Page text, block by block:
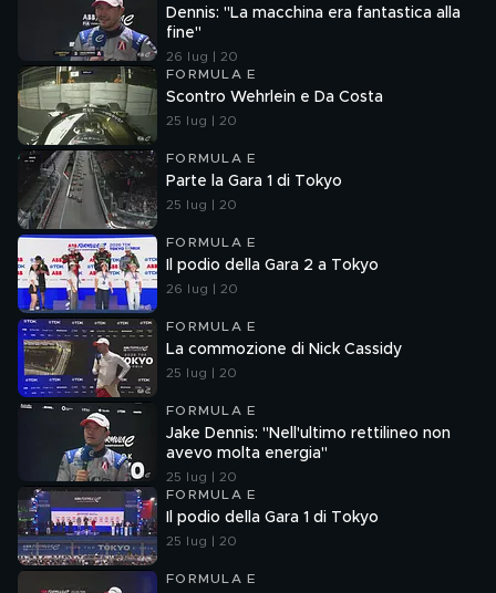
Dennis: "La macchina era fantastica alla
fine"
26 lug | 20
FORMULA E
Scontro Wehrlein e Da Costa
25 lug | 20
FORMULA E
Parte la Gara 1 di Tokyo
25 lug | 20
FORMULA E
Il podio della Gara 2 a Tokyo
26 lug | 20
FORMULA E
La commozione di Nick Cassidy
25 lug | 20
FORMULA E
Jake Dennis: "Nell'ultimo rettilineo non
avevo molta energia"
25 lug | 20
FORMULA E
Il podio della Gara 1 di Tokyo
25 lug | 20
FORMULA E